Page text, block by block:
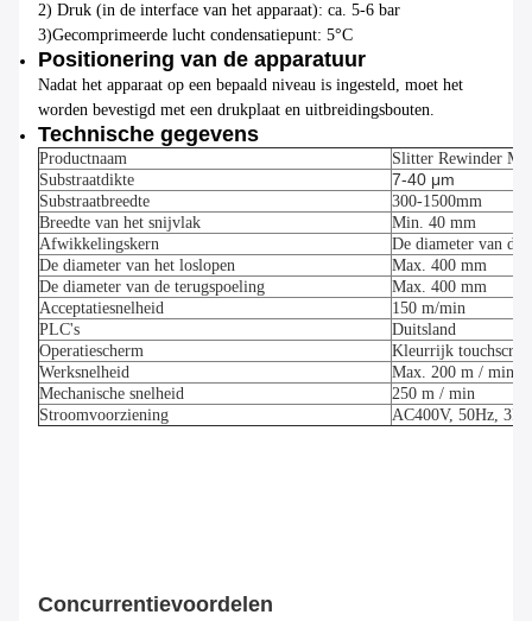
2) Druk (in de interface van het apparaat): ca. 5-6 bar
3)Gecomprimeerde lucht condensatiepunt: 5°C
Positionering van de apparatuur
Nadat het apparaat op een bepaald niveau is ingesteld, moet het
worden bevestigd met een drukplaat en uitbreidingsbouten.
Technische gegevens
Productnaam
Slitter Rewinder
Substraatdikte
7-40 μm
Substraatbreedte 300-1500mm
Breedte van het snijvlak
Min. 40 mm
Afwikkelingskern
De diameter van de
De diameter van het loslopen
Max. 400 mm
De diameter van de terugspoeling
Max. 400 mm
Acceptatiesnelheid
150 m/min
PLC's
Duitsland
Operatiescherm
Kleurrijk
Werksnelheid
Max. 200 m / min.
Mechanische snelheid
250 m / min
Stroomvoorziening
AC400V, 50Hz, 3P
Concurrentievoordelen